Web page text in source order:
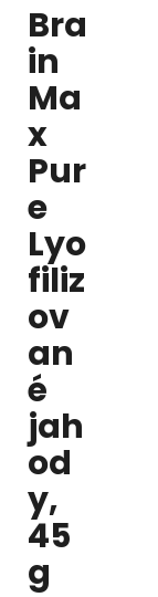
Bra
in
Ma
x
Pur
e
Lyo
filiz
ov
an
é
jah
od
y,
45
g